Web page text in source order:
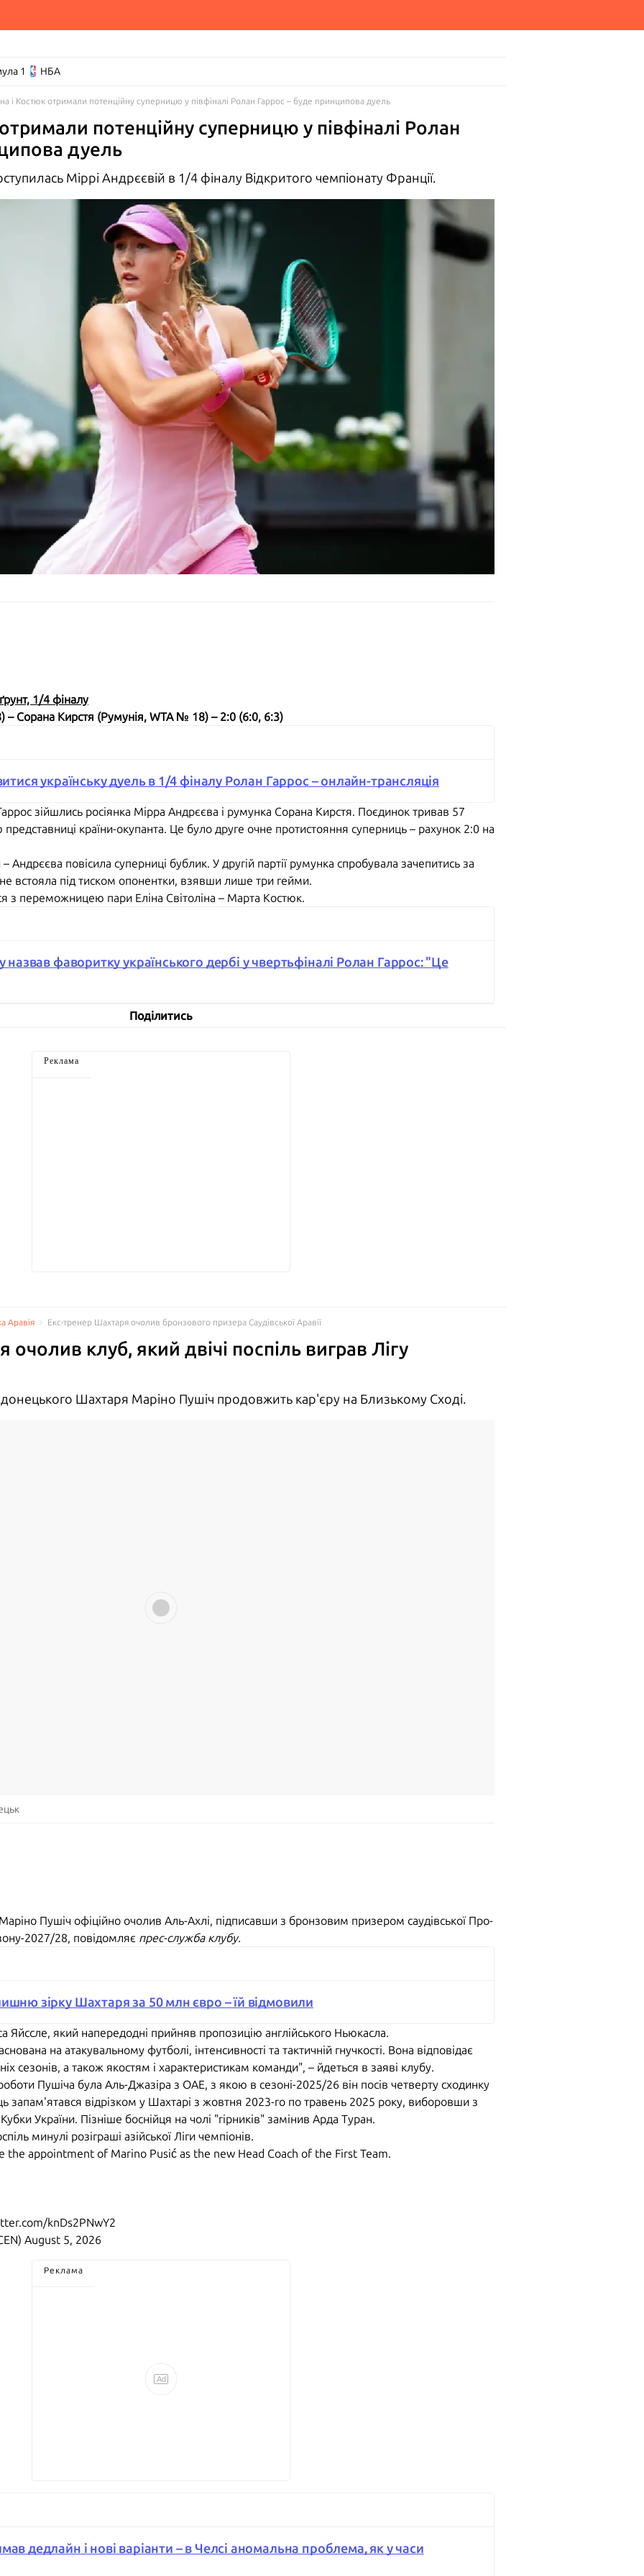
1 НБА
і Костюк отримали потенційну суперницю у півфіналі Ролан Гаррос – буде принципова дуель
потенційну суперницю у півфіналі Ролан
дуель
Міррі Андрєєвій в 1/4 фіналу Відкритого чемпіонату Франції.
1/4 фіналу
– Сорана Кирстя (Румунія, WTA № 18) – 2:0 (6:0, 6:3)
українську дуель в 1/4 фіналу Ролан Гаррос – онлайн-трансляція
зійшлись росіянка Мірра Андрєєва і румунка Сорана Кирстя. Поєдинок тривав 57
країни-окупанта. Це було друге очне протистояння суперниць – рахунок 2:0 на
повісила суперниці бублик. У другій партії румунка спробувала зачепитись за
встояла під тиском опонентки, взявши лише три гейми.
з переможницею пари Еліна Світоліна – Марта Костюк.
назвав фаворитку українського дербі у чвертьфіналі Ролан Гаррос: "Це
Поділитись
Реклама